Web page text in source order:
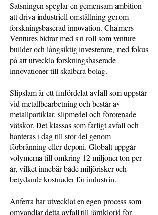
Satsningen speglar en gemensam ambition
att driva industriell omställning genom
forskningsbaserad innovation. Chalmers
Ventures bidrar med sin roll som venture
builder och långsiktig investerare, med fokus
på att utveckla forskningsbaserade
innovationer till skalbara bolag.
Slipslam är ett finfördelat avfall som uppstår
vid metallbearbetning och består av
metallpartiklar, slipmedel och förorenade
vätskor. Det klassas som farligt avfall och
hanteras i dag till stor del genom
förbränning eller deponi. Globalt uppgår
volymerna till omkring 12 miljoner ton per
år, vilket innebär både miljörisker och
betydande kostnader för industrin.
Anferra har utvecklat en egen process som
omvandlar detta avfall till järnklorid för